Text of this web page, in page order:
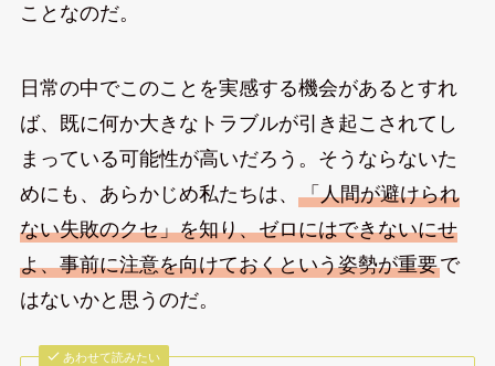
ことなのだ。
日常の中でこのことを実感する機会があるとすれ
ば、既に何か大きなトラブルが引き起こされてし
まっている可能性が高いだろう。そうならないた
めにも、あらかじめ私たちは、 「人間が避けられ
ない失敗のクセ」を知り、ゼロにはできないにせ
よ、事前に注意を向けておくという姿勢が重要で
はないかと思うのだ。
あわせて読みたい